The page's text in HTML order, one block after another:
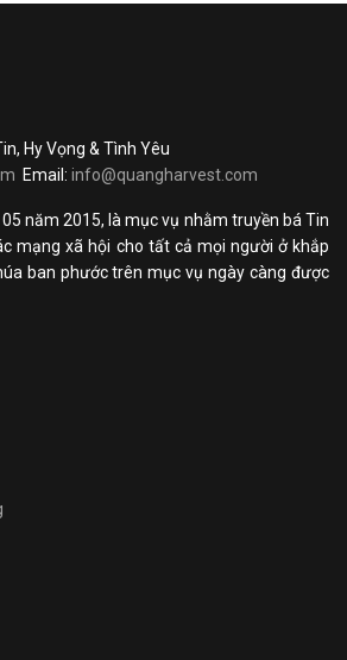
Hy Vọng & Tình Yêu
Email: info@quangharvest.com
năm 2015, là mục vụ nhằm truyền bá Tin
mạng xã hội cho tất cả mọi người ở khắp
ban phước trên mục vụ ngày càng được